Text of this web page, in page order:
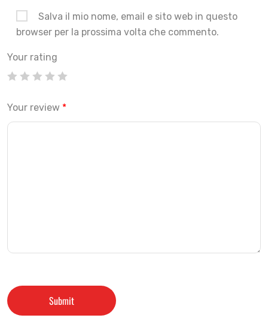
Salva il mio nome, email e sito web in questo
browser per la prossima volta che commento.
Your rating
Your review *